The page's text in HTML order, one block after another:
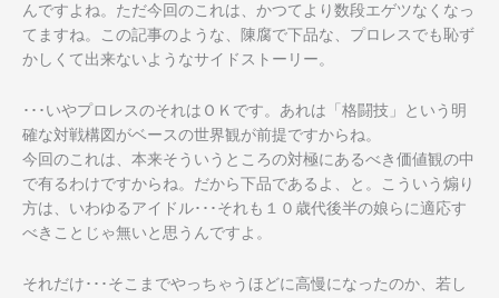
んですよね。ただ今回のこれは、かつてより数段エゲツなくなっ
てますね。この記事のような、陳腐で下品な、プロレスでも恥ず
かしくて出来ないようなサイドストーリー。
･･･いやプロレスのそれはＯＫです。あれは「格闘技」という明
確な対戦構図がベースの世界観が前提ですからね。
今回のこれは、本来そういうところの対極にあるべき価値観の中
で有るわけですからね。だから下品であるよ、と。こういう煽り
方は、いわゆるアイドル･･･それも１０歳代後半の娘らに適応す
べきことじゃ無いと思うんですよ。
それだけ･･･そこまでやっちゃうほどに高慢になったのか、若し